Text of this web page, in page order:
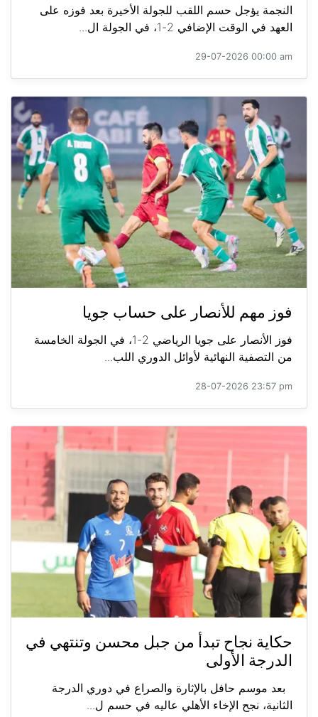
النجمة يؤجل حسم اللقب للجولة الأخيرة بعد فوزه على
العهد في الوقت الإضافي 2-1، في الجولة ال...
29-07-2026 00:00 am
فوز مهم للأنصار على حساب جويا
فوز الأنصار على جويا الرياضي 2-1، في الجولة الخامسة
من التصفية النهائية لأوائل الدوري اللب...
28-07-2026 23:57 pm
حكاية نجاح تبدأ من جبل محسن وتنتهي في
الدرجة الأولى
بعد موسم حافل بالإثارة والصراع في دوري الدرجة
الثانية، نجح الإخاء الأهلي عاليه في حسم ل...